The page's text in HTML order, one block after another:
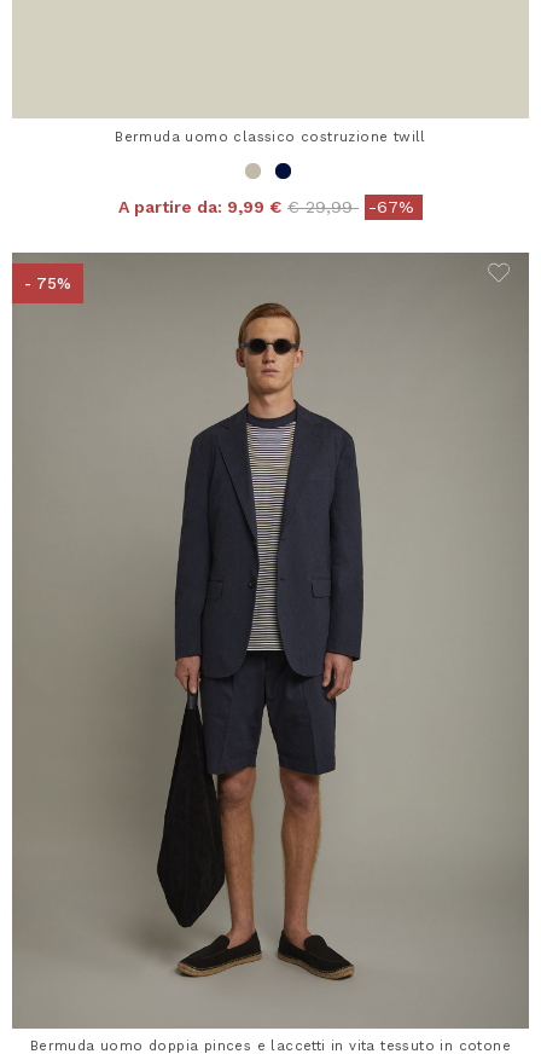
Bermuda uomo classico costruzione twill
A partire da: 9,99 € Price reduced from
€ 29,99to-67%
- 75%
Bermuda uomo doppia pinces e laccetti in vita tessuto in cotone